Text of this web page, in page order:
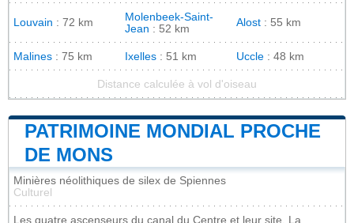
Louvain : 72 km
Molenbeek-Saint-
Jean : 52 km
Alost : 55 km
Malines : 75 km Ixelles : 51 km Uccle : 48 km
Distance calculée à vol d'oiseau
PATRIMOINE MONDIAL PROCHE
DE MONS
Minières néolithiques de silex de Spiennes
Culturel
Les quatre ascenseurs du canal du Centre et leur site, La